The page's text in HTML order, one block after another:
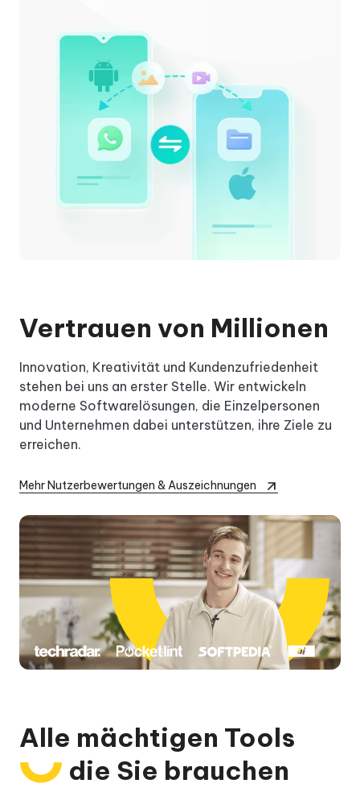
Vertrauen von Millionen
Innovation, Kreativität und Kundenzufriedenheit
stehen bei uns an erster Stelle. Wir entwickeln
moderne Softwarelösungen, die Einzelpersonen
und Unternehmen dabei unterstützen, ihre Ziele zu
erreichen.
Mehr Nutzerbewertungen & Auszeichnungen
Alle mächtigen Tools
die Sie brauchen